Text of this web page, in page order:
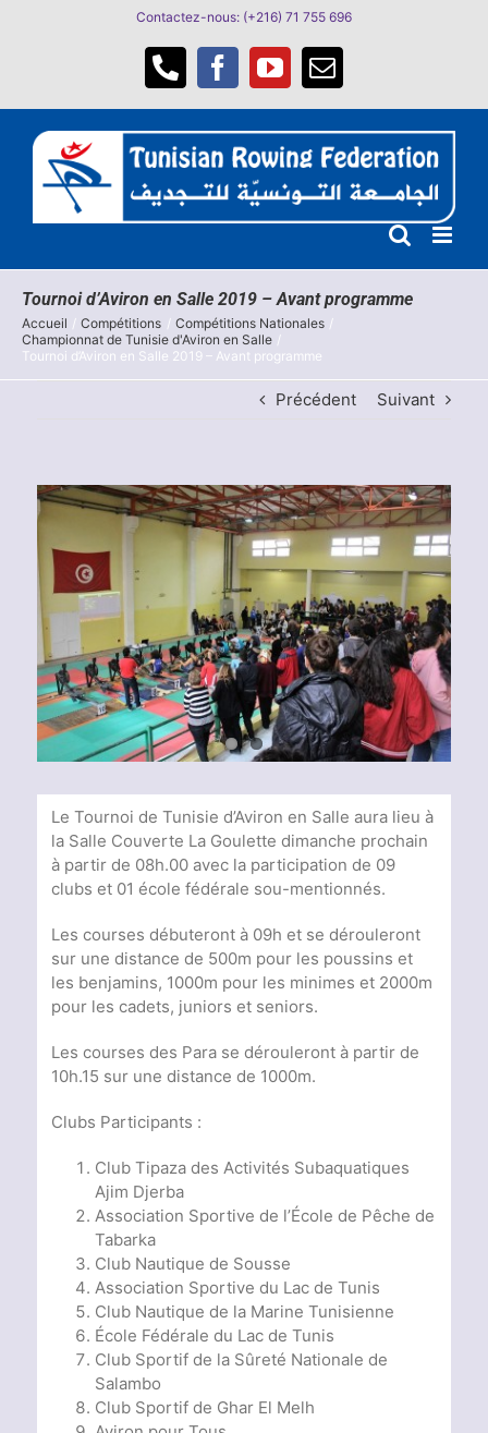
Contactez-nous: (+216) 71 755 696
Téléphone
Facebook
YouTube
Email
Tournoi d’Aviron en Salle 2019 – Avant programme
Accueil Compétitions
Compétitions Nationales
Championnat de Tunisie d'Aviron en Salle
Tournoi d’Aviron en Salle 2019 – Avant programme
Précédent Suivant
Voir
l'image
Le Tournoi de Tunisie d’Aviron en Salle aura lieu à
la Salle Couverte La Goulette dimanche prochain
à partir de 08h.00 avec la participation de 09
clubs et 01 école fédérale sou-mentionnés.
Les courses débuteront à 09h et se dérouleront
sur une distance de 500m pour les poussins et
les benjamins, 1000m pour les minimes et 2000m
pour les cadets, juniors et seniors.
Les courses des Para se dérouleront à partir de
10h.15 sur une distance de 1000m.
Clubs Participants :
Club Tipaza des Activités Subaquatiques
Ajim Djerba
Association Sportive de l’École de Pêche de
Tabarka
Club Nautique de Sousse
Association Sportive du Lac de Tunis
Club Nautique de la Marine Tunisienne
École Fédérale du Lac de Tunis
Club Sportif de la Sûreté Nationale de
Salambo
Club Sportif de Ghar El Melh